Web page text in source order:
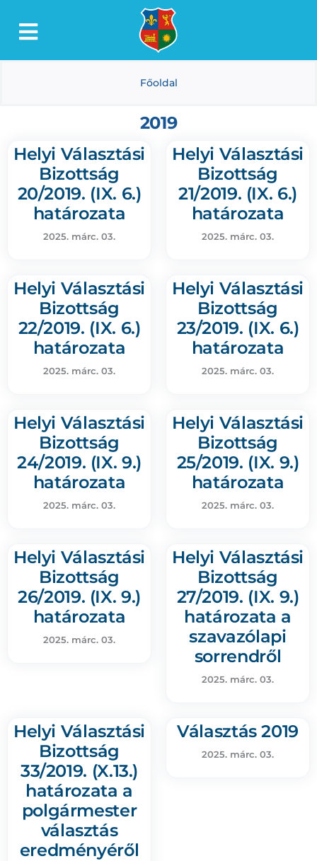
Toggle
Lőkösháza
Dokumentumtár
Média
Választás
Főoldal
2019
Helyi Választási
Bizottság
20/2019. (IX. 6.)
határozata
2025. márc. 03.
Helyi Választási
Bizottság
21/2019. (IX. 6.)
határozata
2025. márc. 03.
Helyi Választási
Bizottság
22/2019. (IX. 6.)
határozata
2025. márc. 03.
Helyi Választási
Bizottság
23/2019. (IX. 6.)
határozata
2025. márc. 03.
Helyi Választási
Bizottság
24/2019. (IX. 9.)
határozata
2025. márc. 03.
Helyi Választási
Bizottság
25/2019. (IX. 9.)
határozata
2025. márc. 03.
Helyi Választási
Bizottság
26/2019. (IX. 9.)
határozata
2025. márc. 03.
Helyi Választási
Bizottság
27/2019. (IX. 9.)
határozata a
szavazólapi
sorrendről
2025. márc. 03.
Helyi Választási
Bizottság
33/2019. (X.13.)
határozata a
polgármester
választás
eredményéről
Választás 2019
2025. márc. 03.